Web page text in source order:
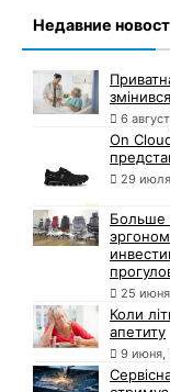
Недавние
6
On
29
Больше
25
Коли
апетиту
9 июня,